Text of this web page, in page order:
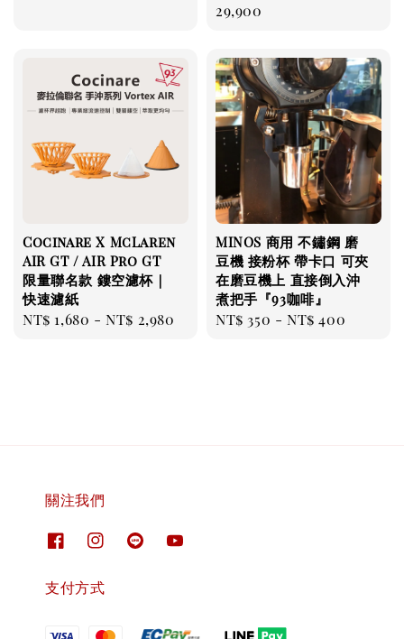
price
29,900
Cocinare X McLaren
AIR GT / AIR Pro GT
限量聯名款 鏤空濾杯｜
快速濾紙
Regular
NT$ 1,680 -NT$ 2,980
MINOS 商用 不鏽鋼 磨
豆機 接粉杯 帶卡口 可夾
在磨豆機上 直接倒入沖
煮把手『93咖啡』
Regular
NT$ 350 -NT$ 400
關注我們
支付方式